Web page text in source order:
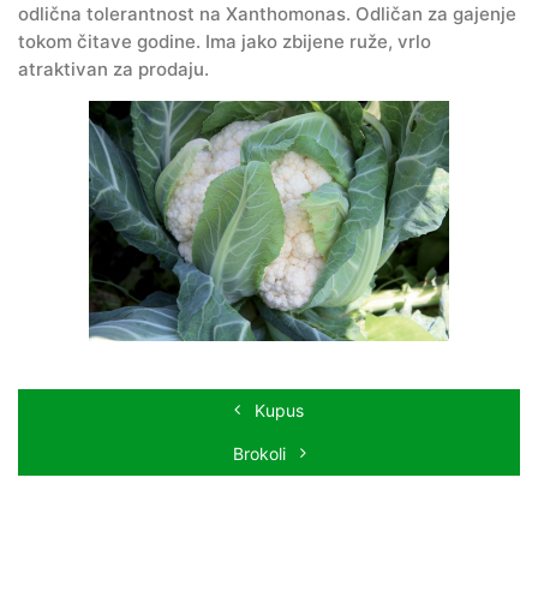
odlična tolerantnost na Xanthomonas. Odličan za gajenje
tokom čitave godine. Ima jako zbijene ruže, vrlo
atraktivan za prodaju.
Kupus
Brokoli